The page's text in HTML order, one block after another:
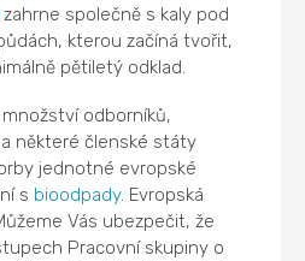
zahrne společně s kaly pod
kterou začíná tvořit,
pětiletý odklad.
odborníků,
některé členské státy
jednotné evropské
s bioodpady. Evropská
Vás ubezpečit, že
Pracovní skupiny o